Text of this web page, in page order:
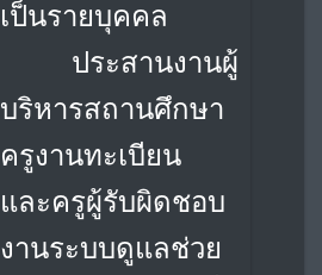
เป็นรายบุคคล
ประสานงานผู้
บริหารสถานศึกษา
ครูงานทะเบียน
และครูผู้รับผิดชอบ
งานระบบดูแลช่วย